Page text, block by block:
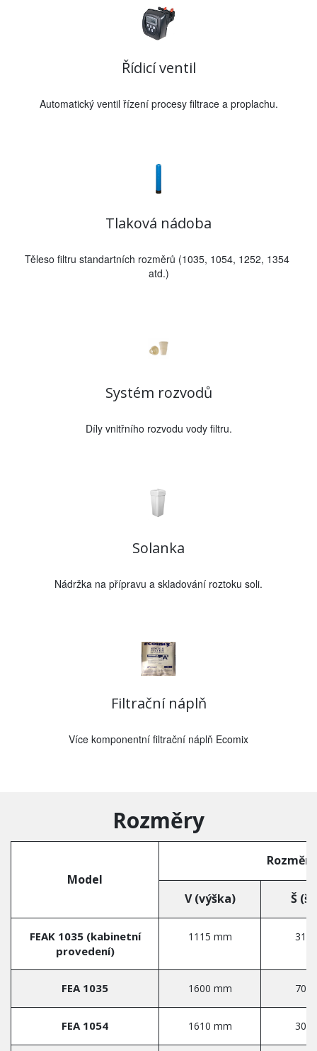
Řídicí ventil
Automatický ventil řízení procesy filtrace a proplachu.
Tlaková nádoba
Těleso filtru standartních rozměrů (1035, 1054, 1252, 1354
atd.)
Systém rozvodů
Díly vnitřního rozvodu vody filtru.
Solanka
Nádržka na přípravu a skladování roztoku soli.
Filtrační náplň
Více komponentní filtrační náplň Ecomix
Rozměry
Model
V (výška) Š
FEAK 1035 (kabinetní
provedení)
1115 mm 310
FEA 1035 1600 mm 700
FEA 1054 1610 mm 300